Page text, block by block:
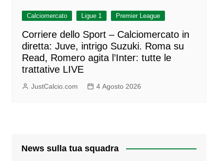
Calciomercato Ligue 1 Premier League
Corriere dello Sport – Calciomercato in
diretta: Juve, intrigo Suzuki. Roma su
Read, Romero agita l’Inter: tutte le
trattative LIVE
JustCalcio.com 4 Agosto 2026
News sulla tua squadra